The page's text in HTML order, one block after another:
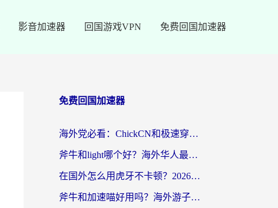
影音加速器 回国游戏VPN 免费回国加速器
免费回国加速器
海外党必看：ChickCN和极速穿梭VPN好用吗？3招教你选对回国加速器无缝刷国内资源
斧牛和light哪个好？海外华人最关心的回国加速器选择难题，一篇讲透
在国外怎么用虎牙不卡顿？2026海外华人亲测有效的回国加速器选择指南
斧牛和加速喵好用吗？海外游子的真实选择困境